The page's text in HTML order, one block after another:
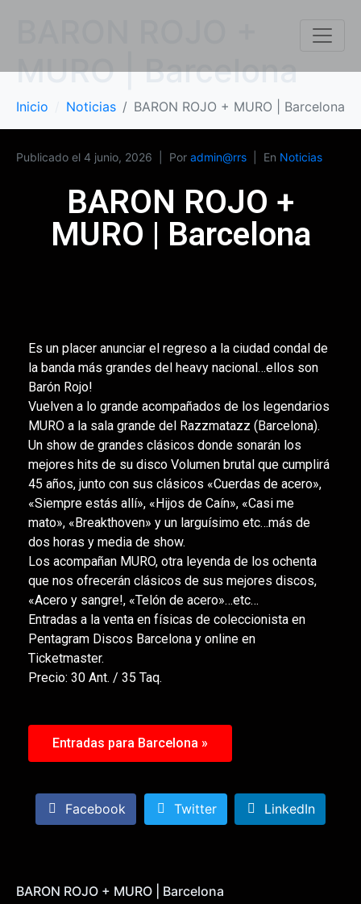
MURO | Barcelona
Inicio Noticias BARON ROJO + MURO | Barcelona
Publicado el 4 junio, 2026 Por admin@rrs En Noticias
BARON ROJO +
MURO | Barcelona
Es un placer anunciar el regreso a la ciudad condal de
la banda más grandes del heavy nacional…ellos son
Barón Rojo!
Vuelven a lo grande acompañados de los legendarios
MURO a la sala grande del Razzmatazz (Barcelona).
Un show de grandes clásicos donde sonarán los
mejores hits de su disco Volumen brutal que cumplirá
45 años, junto con sus clásicos «Cuerdas de acero»,
«Siempre estás allí», «Hijos de Caín», «Casi me
mato», «Breakthoven» y un larguísimo etc…más de
dos horas y media de show.
Los acompañan MURO, otra leyenda de los ochenta
que nos ofrecerán clásicos de sus mejores discos,
«Acero y sangre!, «Telón de acero»…etc…
Entradas a la venta en físicas de coleccionista en
Pentagram Discos Barcelona y online en
Ticketmaster.
Precio: 30 Ant. / 35 Taq.
Entradas para Barcelona »
Facebook Twitter LinkedIn
BARON ROJO + MURO | Barcelona